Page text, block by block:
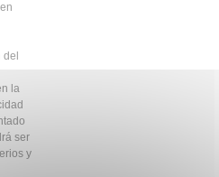
la
ser
y